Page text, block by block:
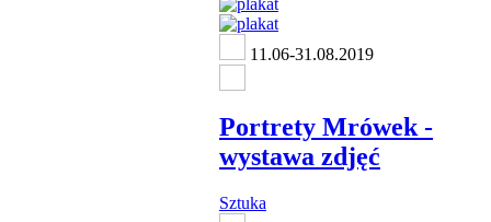
11.06-31.08.2019
Portrety Mrówek -
wystawa zdjęć
Sztuka